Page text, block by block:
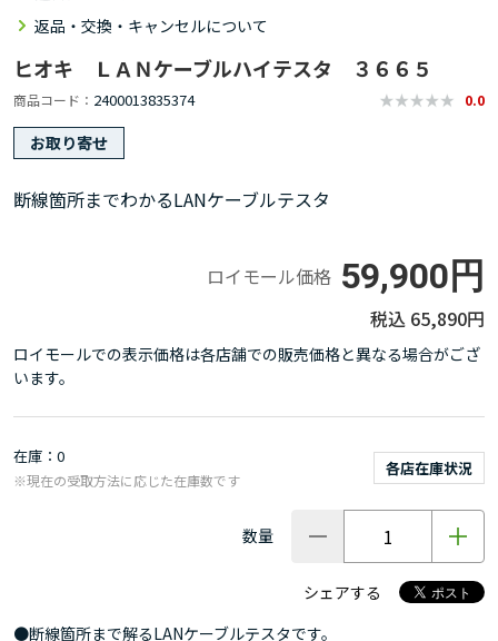
返品・交換・キャンセルについて
ヒオキ ＬＡＮケーブルハイテスタ ３６６５
商品コード 2400013835374 0.0
お取り寄せ
断線箇所までわかるLANケーブルテスタ
ロイモール価格 59,900円
65,890円
ロイモールでの表示価格は各店舗での販売価格と異なる場合がござ
います。
在庫 0
各店在庫状況
※現在の受取方法に応じた在庫数です
数量
シェアする
●断線箇所まで解るLANケーブルテスタです。